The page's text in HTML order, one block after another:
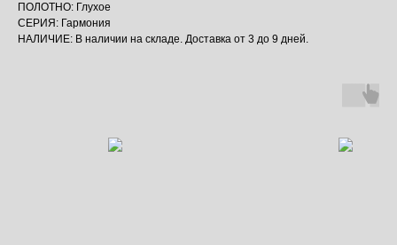
ПОЛОТНО: Глухое
СЕРИЯ: Гармония
НАЛИЧИЕ: В наличии на складе. Доставка от 3 до 9 дней.